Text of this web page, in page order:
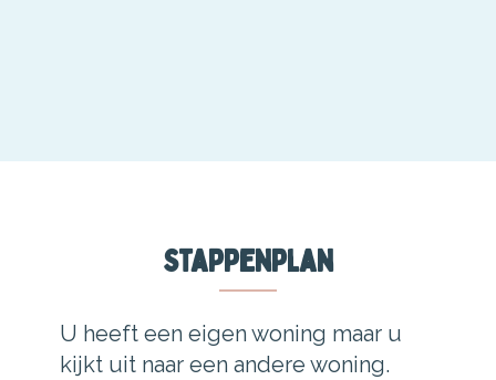
Stappenplan
U heeft een eigen woning maar u
kijkt uit naar een andere woning.